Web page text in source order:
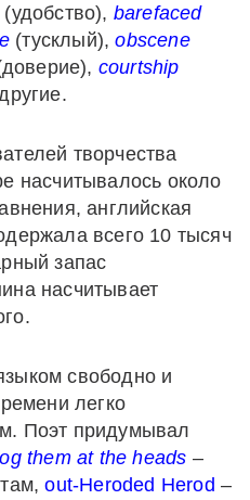
(удобство), barefaced
(тусклый),obscene
courtship
творчества
насчитывалось около
английская
всего 10 тысяч
запас
насчитывает
свободно и
легко
Поэт придумывал
them at the heads –
out-Heroded Herod –